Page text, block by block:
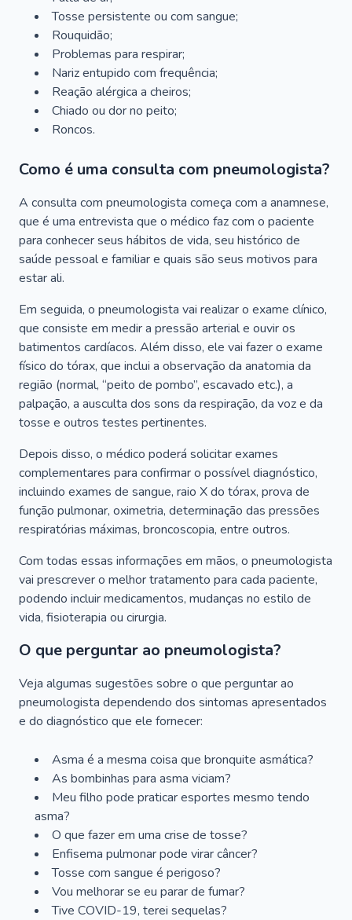
Tosse persistente ou com sangue;
Rouquidão;
Problemas para respirar;
Nariz entupido com frequência;
Reação alérgica a cheiros;
Chiado ou dor no peito;
Roncos.
Como é uma consulta com pneumologista?
A consulta com pneumologista começa com a anamnese,
que é uma entrevista que o médico faz com o paciente
para conhecer seus hábitos de vida, seu histórico de
saúde pessoal e familiar e quais são seus motivos para
estar ali.
Em seguida, o pneumologista vai realizar o exame clínico,
que consiste em medir a pressão arterial e ouvir os
batimentos cardíacos. Além disso, ele vai fazer o exame
físico do tórax, que inclui a observação da anatomia da
região (normal, “peito de pombo”, escavado etc.), a
palpação, a ausculta dos sons da respiração, da voz e da
tosse e outros testes pertinentes.
Depois disso, o médico poderá solicitar exames
complementares para confirmar o possível diagnóstico,
incluindo exames de sangue, raio X do tórax, prova de
função pulmonar, oximetria, determinação das pressões
respiratórias máximas, broncoscopia, entre outros.
Com todas essas informações em mãos, o pneumologista
vai prescrever o melhor tratamento para cada paciente,
podendo incluir medicamentos, mudanças no estilo de
vida, fisioterapia ou cirurgia.
O que perguntar ao pneumologista?
Veja algumas sugestões sobre o que perguntar ao
pneumologista dependendo dos sintomas apresentados
e do diagnóstico que ele fornecer:
Asma é a mesma coisa que bronquite asmática?
As bombinhas para asma viciam?
Meu filho pode praticar esportes mesmo tendo
asma?
O que fazer em uma crise de tosse?
Enfisema pulmonar pode virar câncer?
Tosse com sangue é perigoso?
Vou melhorar se eu parar de fumar?
Tive COVID-19, terei sequelas?